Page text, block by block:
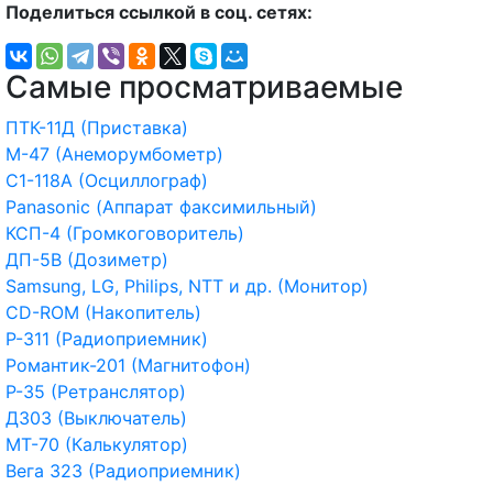
Поделиться ссылкой в соц. сетях:
Самые просматриваемые
ПТК-11Д (Приставка)
М-47 (Анеморумбометр)
С1-118А (Осциллограф)
Panasonic (Аппарат факсимильный)
КСП-4 (Громкоговоритель)
ДП-5В (Дозиметр)
Samsung, LG, Philips, NTT и др. (Монитор)
CD-ROM (Накопитель)
Р-311 (Радиоприемник)
Романтик-201 (Магнитофон)
Р-35 (Ретранслятор)
Д303 (Выключатель)
МТ-70 (Калькулятор)
Вега 323 (Радиоприемник)